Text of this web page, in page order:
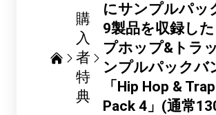
購
入
者
特
典
にサンプルパッ
9製品を収録し
プホップ&トラ
ンプルパックバ
「Hip Hop &
Pack 4」(通常